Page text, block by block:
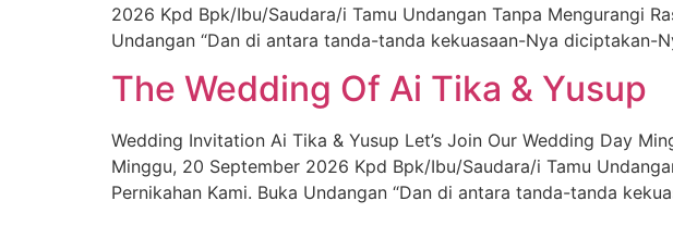
2026 Kpd Bpk/Ibu/Saudara/i Tamu Undangan Tanpa Mengurangi
Undangan “Dan di antara tanda-tanda kekuasaan-Nya diciptakan-
The Wedding Of Ai Tika & Yusup
Wedding Invitation Ai Tika & Yusup Let’s Join Our Wedding Day
Minggu, 20 September 2026 Kpd Bpk/Ibu/Saudara/i Tamu
Pernikahan Kami. Buka Undangan “Dan di antara tanda-tanda